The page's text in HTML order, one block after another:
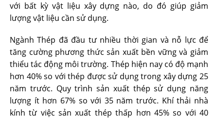
với bất kỳ vật liệu xây dựng nào, do đó giúp giảm
lượng vật liệu cần sử dụng.
Ngành Thép đã đầu tư nhiều thời gian và nỗ lực để
tăng cường phương thức sản xuất bền vững và giảm
thiểu tác động môi trường. Thép hiện nay có độ mạnh
hơn 40% so với thép được sử dụng trong xây dựng 25
năm trước. Quy trình sản xuất thép sử dụng năng
lượng ít hơn 67% so với 35 năm trước. Khí thải nhà
kính từ việc sản xuất thép thấp hơn 45% so với 40